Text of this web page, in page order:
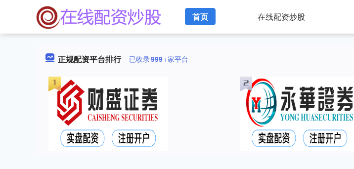
首页 在线配资炒股
正规配资平台排行 已收录999+家平台